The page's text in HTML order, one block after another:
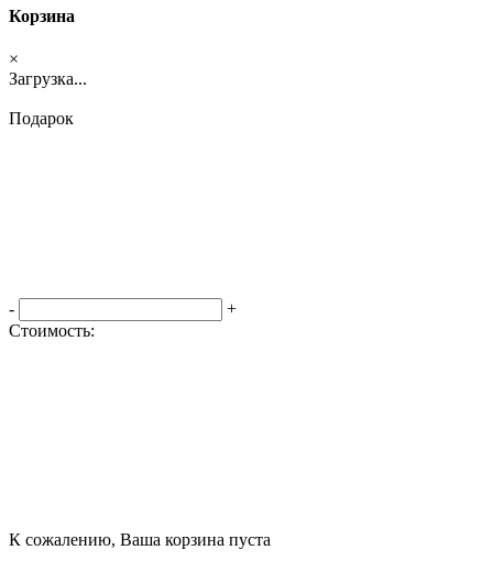
Корзина
×
Загрузка...
Подарок
-
+
Стоимость:
К сожалению, Ваша корзина пуста